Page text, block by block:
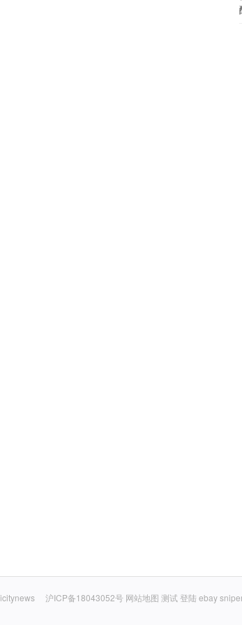
沪ICP备18043052号 网站地图 测试 登陆ebay